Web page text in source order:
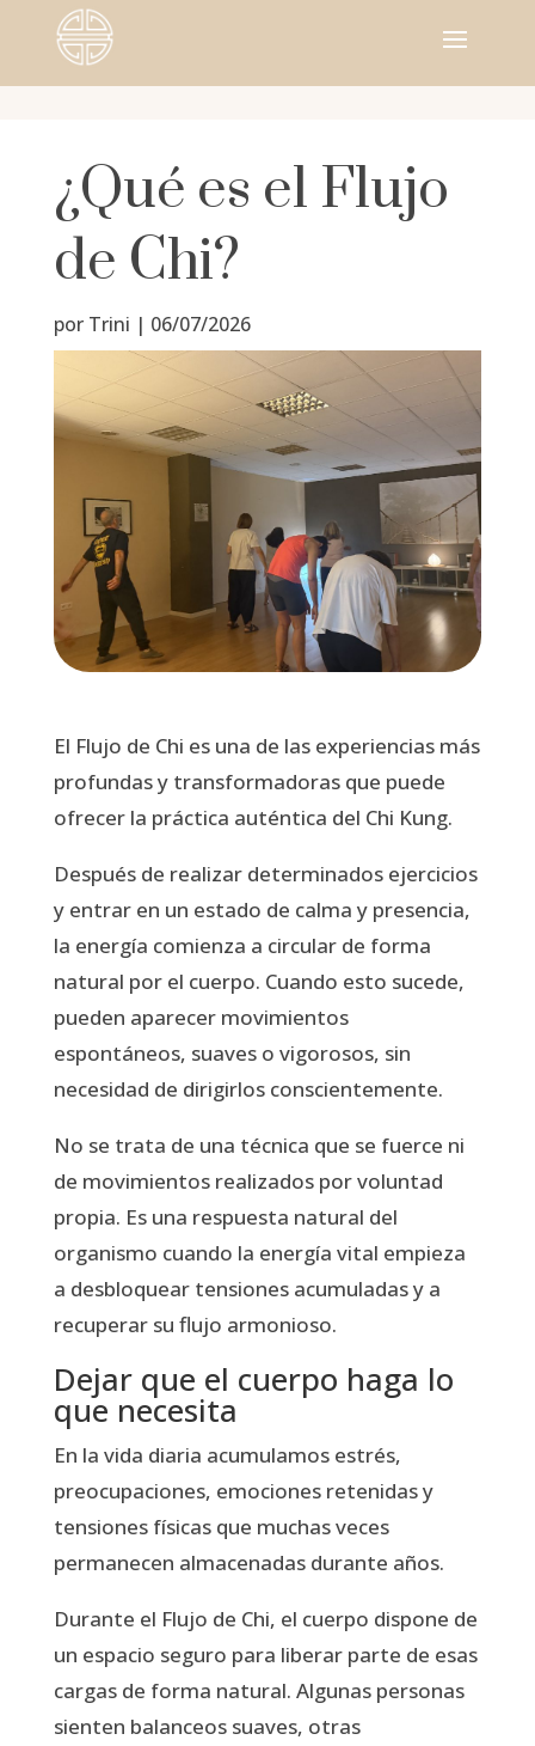
¿Qué es el Flujo
de Chi?
por Trini | 06/07/2026
El Flujo de Chi es una de las experiencias más
profundas y transformadoras que puede
ofrecer la práctica auténtica del Chi Kung.
Después de realizar determinados ejercicios
y entrar en un estado de calma y presencia,
la energía comienza a circular de forma
natural por el cuerpo. Cuando esto sucede,
pueden aparecer movimientos
espontáneos, suaves o vigorosos, sin
necesidad de dirigirlos conscientemente.
No se trata de una técnica que se fuerce ni
de movimientos realizados por voluntad
propia. Es una respuesta natural del
organismo cuando la energía vital empieza
a desbloquear tensiones acumuladas y a
recuperar su flujo armonioso.
Dejar que el cuerpo haga lo
que necesita
En la vida diaria acumulamos estrés,
preocupaciones, emociones retenidas y
tensiones físicas que muchas veces
permanecen almacenadas durante años.
Durante el Flujo de Chi, el cuerpo dispone de
un espacio seguro para liberar parte de esas
cargas de forma natural. Algunas personas
sienten balanceos suaves, otras